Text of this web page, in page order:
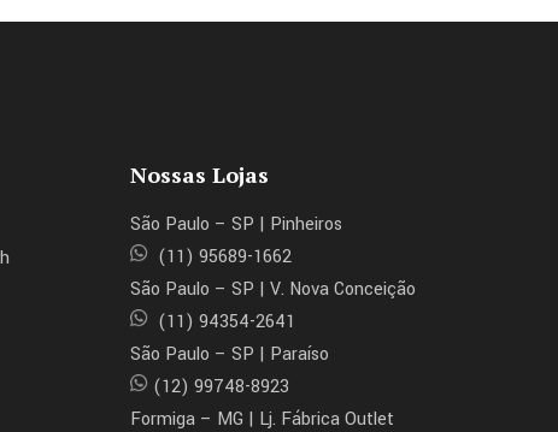
Nossas Lojas
São Paulo – SP | Pinheiros
(11) 95689-1662
São Paulo – SP | V. Nova Conceição
(11) 94354-2641
São Paulo – SP | Paraíso
(12) 99748-8923
Formiga – MG | Lj. Fábrica Outlet